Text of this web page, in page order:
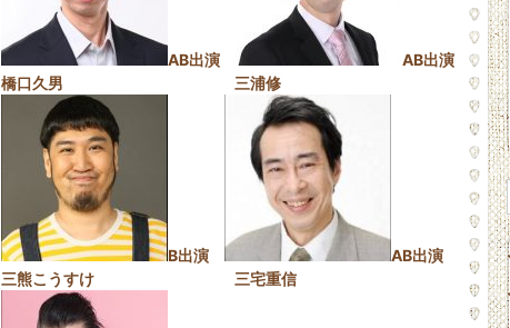
AB出演
AB出演
橋口久男 三浦修
B出演
AB出演
三熊こうすけ 三宅重信